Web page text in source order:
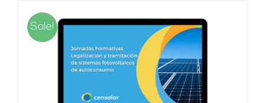
Sale!